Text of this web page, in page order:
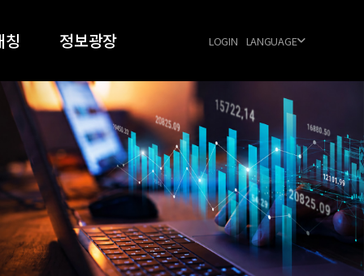
칭 정보광장
공지사항
우주항공 동향
FAQ
양식 다운로드
공식협력업체
LOGIN LANGUAGE